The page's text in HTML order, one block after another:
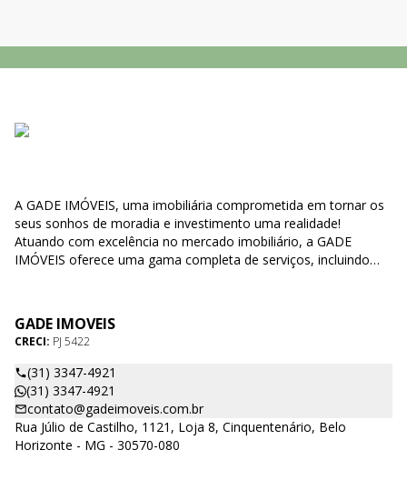
A GADE IMÓVEIS, uma imobiliária comprometida em tornar os
seus sonhos de moradia e investimento uma realidade!
Atuando com excelência no mercado imobiliário, a GADE
IMÓVEIS oferece uma gama completa de serviços, incluindo
missão é simplificar o processo de encontrar o lar perfeito para
você, tornando-o uma experiência agradável e sem
complicações. Nosso compromisso com a qualidade é o que
nos diferencia. Utilizamos métodos eficazes e modernos,
respaldados por uma equipe altamente capacitada, para
garantir que nossos clientes encontrem as melhores opções de
imóveis que se adequem às suas necessidades e desejos.
Temos orgulho em afirmar que a GADE IMÓVEIS se destaca no
GADE IMOVEIS
CRECI: PJ 5422
(31) 3347-4921
(31) 3347-4921
contato@gadeimoveis.com.br
Rua Júlio de Castilho, 1121, Loja 8, Cinquentenário, Belo
Horizonte - MG - 30570-080